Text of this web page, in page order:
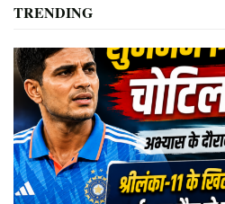
TRENDING